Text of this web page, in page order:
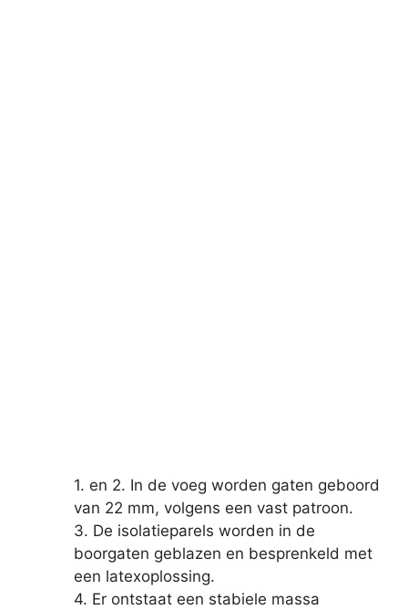
1. en 2. In de voeg worden gaten geboord
van 22 mm, volgens een vast patroon.
3. De isolatieparels worden in de
boorgaten geblazen en besprenkeld met
een latexoplossing.
4. Er ontstaat een stabiele massa